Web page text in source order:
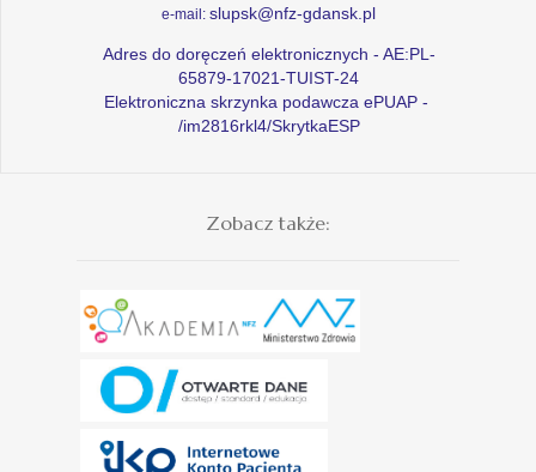
e-mail: slupsk@nfz-gdansk.pl
Adres do doręczeń elektronicznych - AE:PL-
65879-17021-TUIST-24
Elektroniczna skrzynka podawcza ePUAP -
/im2816rkl4/SkrytkaESP
Zobacz także: